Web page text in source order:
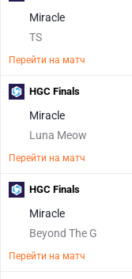
Miracle
TS
Перейти на матч
Miracle
Luna Meow
Перейти на матч
HGC Finals
Miracle
Beyond The G
Перейти на матч
HGC Finals